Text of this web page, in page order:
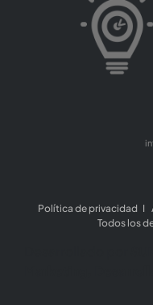
Política de privacidad I
Todos los